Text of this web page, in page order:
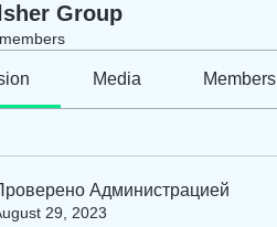
Group
Media Members
Администрацией
29, 2023